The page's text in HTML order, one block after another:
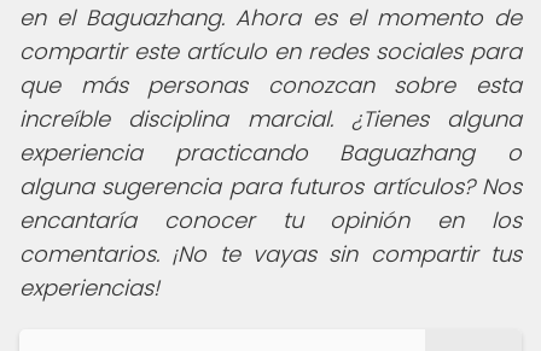
en el Baguazhang. Ahora es el momento de
compartir este artículo en redes sociales para
que más personas conozcan sobre esta
increíble disciplina marcial. ¿Tienes alguna
experiencia practicando Baguazhang o
alguna sugerencia para futuros artículos? Nos
encantaría conocer tu opinión en los
comentarios. ¡No te vayas sin compartir tus
experiencias!